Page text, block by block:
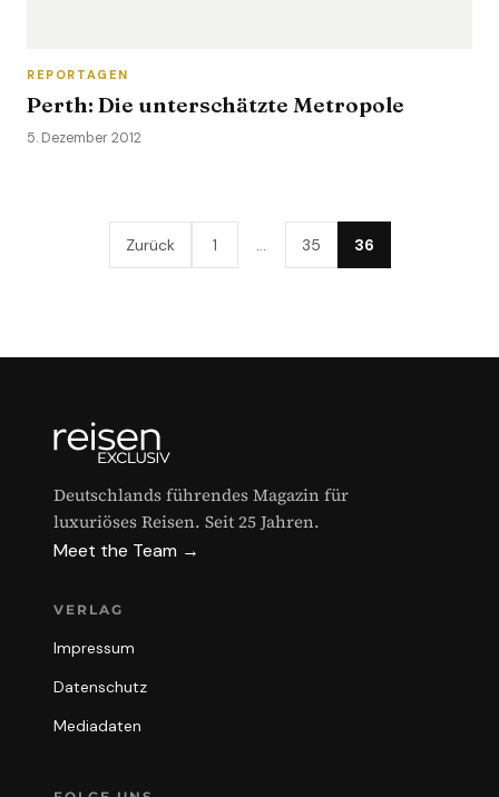
REPORTAGEN
Perth: Die unterschätzte Metropole
5. Dezember 2012
Zurück 1 35 36
Deutschlands führendes Magazin für
luxuriöses Reisen. Seit 25 Jahren.
Meet the Team →
VERLAG
Impressum
Datenschutz
Mediadaten